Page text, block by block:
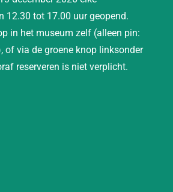
12.30 tot 17.00 uur geopend.
in het museum zelf (alleen pin:
of via de groene knop linksonder
reserveren is niet verplicht.